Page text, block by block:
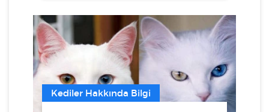
Kediler Hakkında Bilgi